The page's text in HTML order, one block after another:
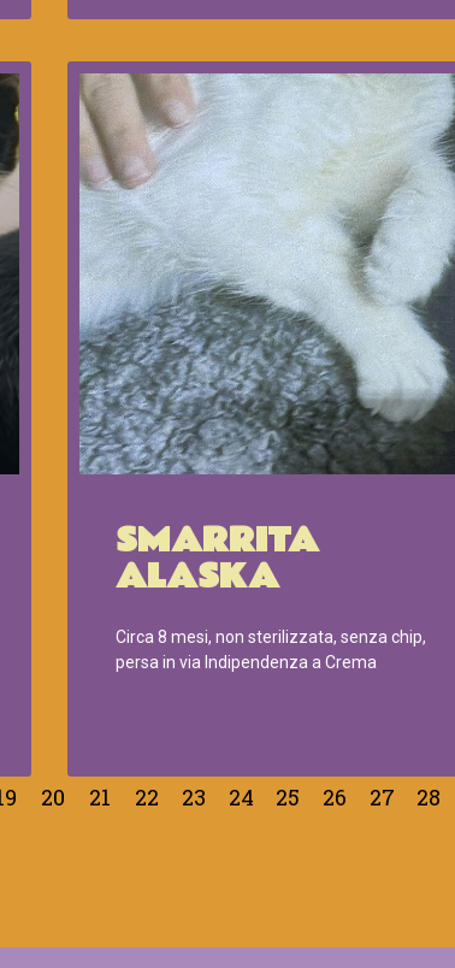
SMARRITA
ALASKA
Circa 8 mesi, non sterilizzata, senza chip,
persa in via Indipendenza a Crema
20 21 22 23 24 25 26 27 28